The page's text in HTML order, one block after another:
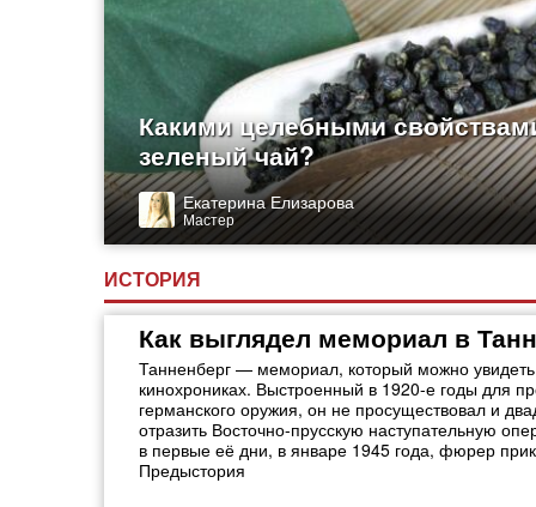
Какими целебными
зеленый чай?
Екатерина Елизарова
Мастер
ИСТОРИЯ
Как выглядел мемориал в
Танненберг — мемориал, который можно
кинохрониках. Выстроенный в 1920-е годы для
германского оружия, он не просуществовал и
отразить Восточно-прусскую наступательную
в первые её дни, в январе 1945 года, фюрер
Предыстория